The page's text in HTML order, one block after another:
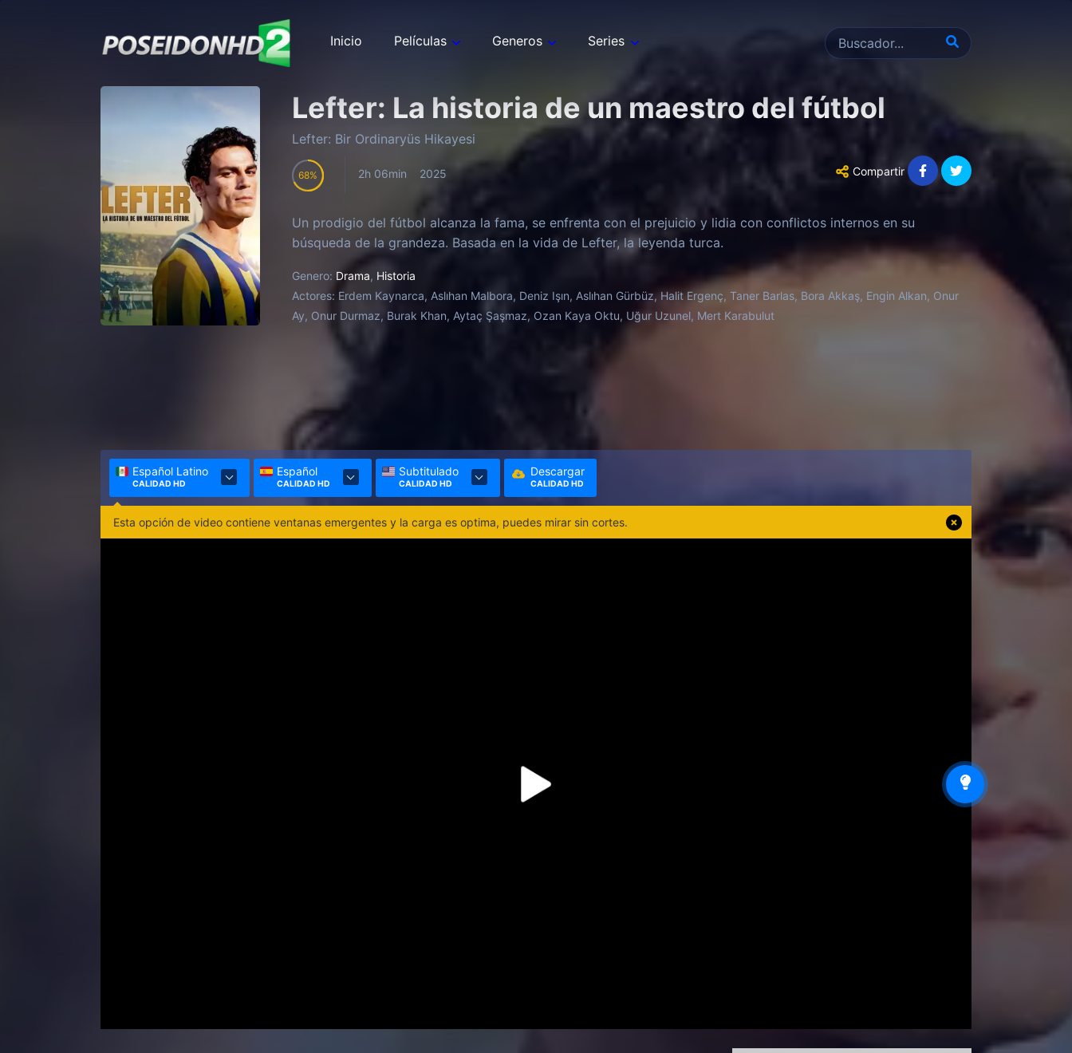
Inicio Películas Generos Series
Lefter: La historia de un maestro del fútbol
Lefter: Bir Ordinaryüs Hikayesi
68 2h 06min 2025 Compartir
Un prodigio del fútbol alcanza la fama, se enfrenta con el prejuicio y lidia con conflictos internos en su
búsqueda de la grandeza. Basada en la vida de Lefter, la leyenda turca.
Genero: Drama, Historia
Actores: Erdem Kaynarca, Aslıhan Malbora, Deniz Işın, Aslıhan Gürbüz, Halit Ergenç, Taner Barlas, Bora Akkaş, Engin Alkan, Onur
Ay, Onur Durmaz, Burak Khan, Aytaç Şaşmaz, Ozan Kaya Oktu, Uğur Uzunel, Mert Karabulut
Español Latino
CALIDAD HD
Español
CALIDAD HD
Subtitulado
CALIDAD HD
Descargar
CALIDAD HD
Esta opción de video contiene ventanas emergentes y la carga es optima, puedes mirar sin cortes.